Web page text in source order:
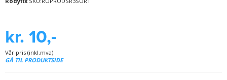
kr. 10,-
Vår pris (inkl.mva)
GÅ TIL PRODUKTSIDE